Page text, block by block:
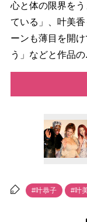
心と体の限界を
ている」、叶美
ーンも薄目を開け
う」などと作品の
#叶恭子 #叶